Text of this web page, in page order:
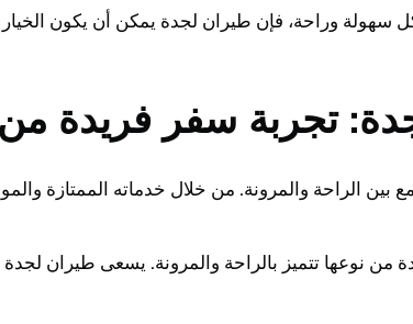
وراحة، فإن طيران لجدة يمكن أن يكون
تجربة سفر فريدة
الراحة والمرونة. من خلال خدماته الممتازة
من نوعها تتميز بالراحة والمرونة. يسعى طيران